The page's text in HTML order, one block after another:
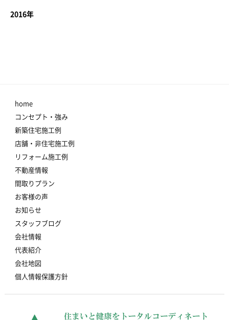
2016年
home
コンセプト・強み
新築住宅施工例
店舗・非住宅施工例
リフォーム施工例
不動産情報
間取りプラン
お客様の声
お知らせ
スタッフブログ
会社情報
代表紹介
会社地図
個人情報保護方針